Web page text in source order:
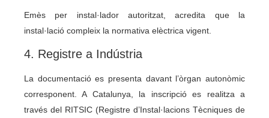
Emès per instal·lador autoritzat, acredita que la
instal·lació compleix la normativa elèctrica vigent.
4. Registre a Indústria
La documentació es presenta davant l’òrgan autonòmic
corresponent. A Catalunya, la inscripció es realitza a
través del RITSIC (Registre d’Instal·lacions Tècniques de